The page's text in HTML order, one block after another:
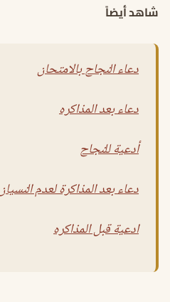
شاهد أيضاً
دعاء النجاح بالامتحان
دعاء بعد المذاكره
أدعية للنجاح
دعاء بعد المذاكرة لعدم
ادعية قبل المذاكره